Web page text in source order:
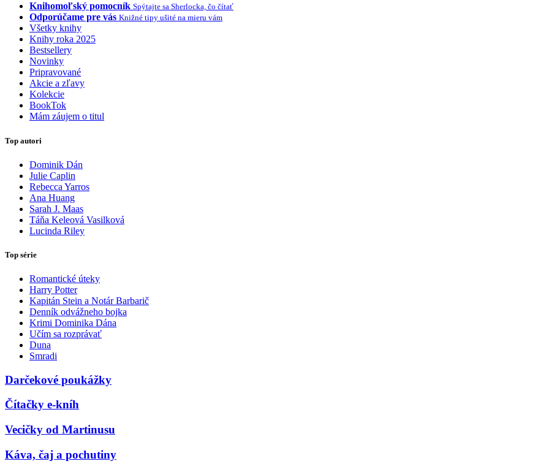
Knihomoľský pomocník Spýtajte sa Sherlocka, čo čítať
Odporúčame pre vás Knižné tipy ušité na mieru vám
Všetky knihy
Knihy roka 2025
Bestsellery
Novinky
Pripravované
Akcie a zľavy
Kolekcie
BookTok
Mám záujem o titul
Top autori
Dominik Dán
Julie Caplin
Rebecca Yarros
Ana Huang
Sarah J. Maas
Táňa Keleová Vasilková
Lucinda Riley
Top série
Romantické úteky
Harry Potter
Kapitán Stein a Notár Barbarič
Denník odvážneho bojka
Krimi Dominika Dána
Učím sa rozprávať
Duna
Smradi
Darčekové poukážky
Čítačky e-kníh
Vecičky od Martinusu
Káva, čaj a pochutiny